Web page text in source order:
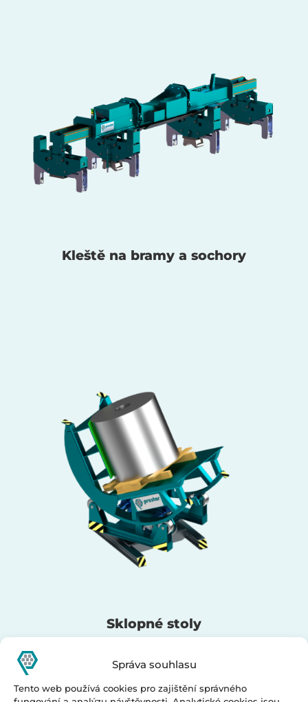
Správa souhlasu
Tento web používá cookies pro zajištění správného
Kleště na bramy a sochory
Sklopné stoly